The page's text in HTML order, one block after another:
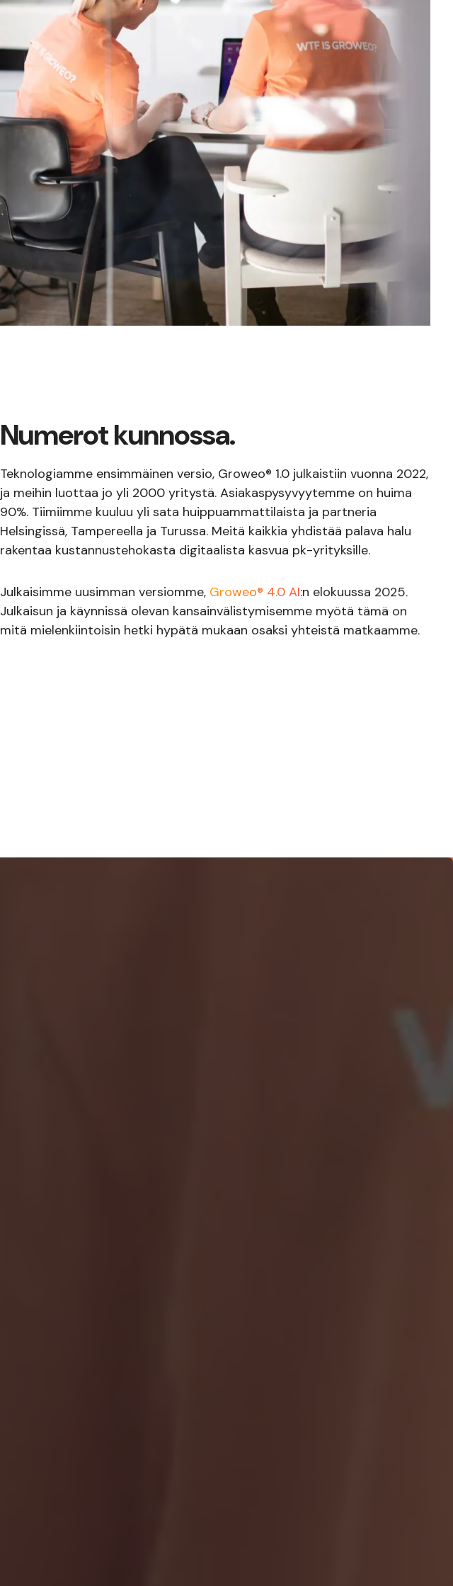
Numerot kunnossa.
Teknologiamme ensimmäinen versio, Groweo® 1.0 julkaistiin vuonna 2022,
ja meihin luottaa jo yli 2000 yritystä. Asiakaspysyvyytemme on huima
90%. Tiimiimme kuuluu yli sata huippuammattilaista ja partneria
Helsingissä, Tampereella ja Turussa. Meitä kaikkia yhdistää palava halu
rakentaa kustannustehokasta digitaalista kasvua pk-yrityksille.
Julkaisimme uusimman versiomme, Groweo® 4.0 AI:n elokuussa 2025.
Julkaisun ja käynnissä olevan kansainvälistymisemme myötä tämä on
mitä mielenkiintoisin hetki hypätä mukaan osaksi yhteistä matkaamme.